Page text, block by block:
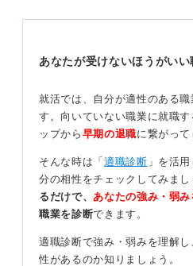
経験の語り方と成長の再現
そのため、資格がなくても 経
特にアピールしたいのは次の3
経験から得た学び・成長
り組みを課題→行動→結果の流
増します。
再現性のある行動
を示すと、資格以上の強い材料
あなたが受けないほうがい
就活では、自分が適性のある
す。向いていない職業に就職
ップから 早期の退職に繋がって
そんな時は「 適職診断 」を活
分の相性をチェックしてみま
るだけで、 あなたの強み・弱み
職業を診断できます。
適職診断で強み・弱みを理解
性があるのか知りましょう。